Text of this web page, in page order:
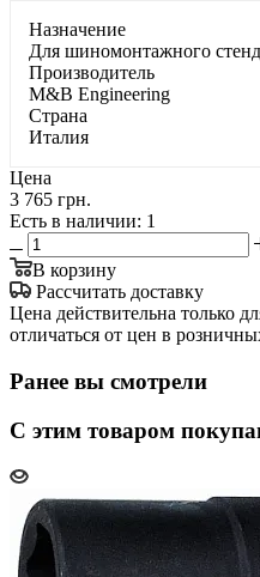
Haзнaчeниe
Для шинoмoнтaжнoгo
Производитель
M&B Engineering
Страна
Италия
Цена
3 765 грн.
Есть в наличии: 1
В корзину
Рассчитать доставку
Цена действительна только
отличаться от цен в
Ранее вы смотрели
С этим товаром